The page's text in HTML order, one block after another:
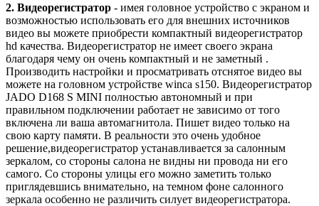
2. Видеорегистратор - имея головное устройство с экраном и
возможностью использовать его для внешних источников
видео вы можете приобрести компактный видеорегистратор
hd качества. Видеорегистратор не имеет своего экрана
благодаря чему он очень компактный и не заметный .
Производить настройки и просматривать отснятое видео вы
можете на головном устройстве winca s150. Видеорегистратор
JADO D168 S MINI полностью автономный и при
правильном подключении работает не зависимо от того
включена ли ваша автомагнитола. Пишет видео только на
свою карту памяти. В реальности это очень удобное
решение,видеорегистратор устанавливается за салонным
зеркалом, со стороны салона не видны ни провода ни его
самого. Со стороны улицы его можно заметить только
приглядевшись внимательно, на темном фоне салонного
зеркала особенно не различить силует видеорегистратора.